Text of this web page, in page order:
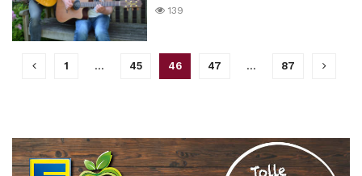
139
1 … 45 46 47 … 87